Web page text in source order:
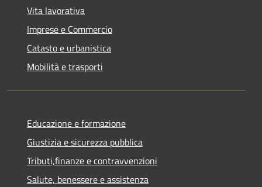
Vita lavorativa
Imprese e Commercio
Catasto e urbanistica
Mobilità e trasporti
Educazione e formazione
Giustizia e sicurezza pubblica
Tributi,finanze e contravvenzioni
Salute, benessere e assistenza